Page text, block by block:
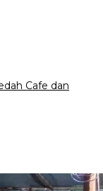
Cafe dan